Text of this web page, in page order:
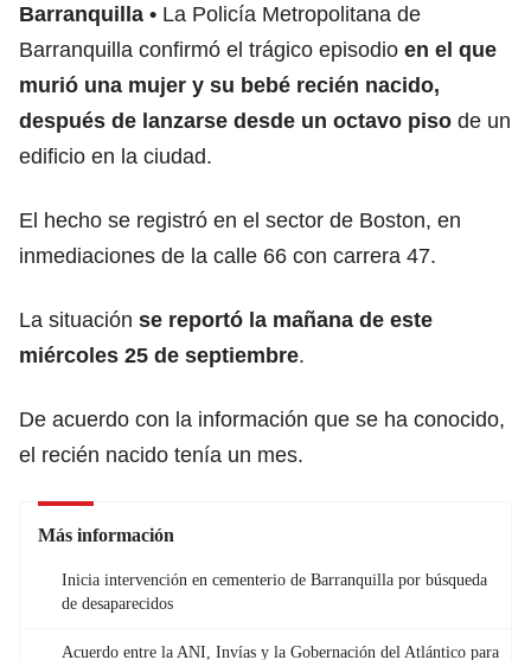
Barranquilla
La Policía Metropolitana de
Barranquilla confirmó el trágico episodio en el que
murió una mujer y su bebé recién nacido,
después de lanzarse desde un octavo piso de un
edificio en la ciudad.
El hecho se registró en el sector de Boston, en
inmediaciones de la calle 66 con carrera 47.
La situación se reportó la mañana de este
miércoles 25 de septiembre.
De acuerdo con la información que se ha conocido,
el recién nacido tenía un mes.
Más información
Inicia intervención en cementerio de Barranquilla por búsqueda
de desaparecidos
Acuerdo entre la ANI, Invías y la Gobernación del Atlántico para